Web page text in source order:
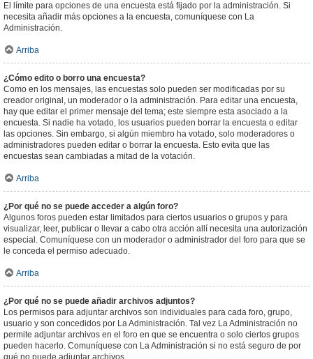
El límite para opciones de una encuesta está fijado por la administración. Si
necesita añadir más opciones a la encuesta, comuníquese con La
Administración.
Arriba
¿Cómo edito o borro una encuesta?
Como en los mensajes, las encuestas solo pueden ser modificadas por su
creador original, un moderador o la administración. Para editar una encuesta,
hay que editar el primer mensaje del tema; este siempre esta asociado a la
encuesta. Si nadie ha votado, los usuarios pueden borrar la encuesta o editar
las opciones. Sin embargo, si algún miembro ha votado, solo moderadores o
administradores pueden editar o borrar la encuesta. Esto evita que las
encuestas sean cambiadas a mitad de la votación.
Arriba
¿Por qué no se puede acceder a algún foro?
Algunos foros pueden estar limitados para ciertos usuarios o grupos y para
visualizar, leer, publicar o llevar a cabo otra acción allí necesita una autorización
especial. Comuníquese con un moderador o administrador del foro para que se
le conceda el permiso adecuado.
Arriba
¿Por qué no se puede añadir archivos adjuntos?
Los permisos para adjuntar archivos son individuales para cada foro, grupo,
usuario y son concedidos por La Administración. Tal vez La Administración no
permite adjuntar archivos en el foro en que se encuentra o solo ciertos grupos
pueden hacerlo. Comuníquese con La Administración si no está seguro de por
qué no puede adjuntar archivos.